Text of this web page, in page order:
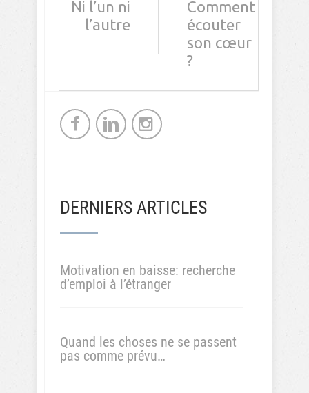
Ni l’un ni
l’autre
Comment
écouter
son cœur
?
DERNIERS ARTICLES
Motivation en baisse: recherche
d’emploi à l’étranger
Quand les choses ne se passent
pas comme prévu…